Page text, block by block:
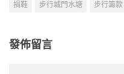
捐鞋
步行城門水塘 步行籌款
發佈留言